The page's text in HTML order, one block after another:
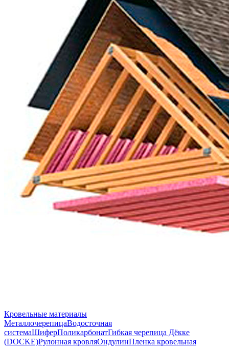
Кровельные материалы
МеталлочерепицаВодосточная
системаШиферПоликарбонатГибкая черепица Дёкке
(DOCKE)Рулонная кровляОндулинПленка кровельная